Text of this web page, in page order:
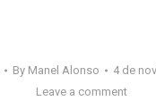
By Manel Alonso
4 de
Leave a comment